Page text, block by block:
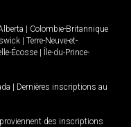
Colombie-Britannique
Terre-Neuve-et-
Écosse
Île-du-Prince-
Dernières inscriptions au
des inscriptions